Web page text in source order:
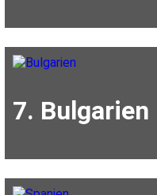
7. Bulgarien